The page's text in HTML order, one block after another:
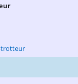
trotteur